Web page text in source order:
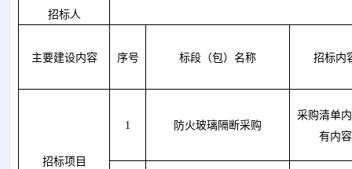
招标人
主要建设内容 序号 标段（包）名称 招标内
招标项目
1 防火玻璃隔断采购
采购清单
有内容